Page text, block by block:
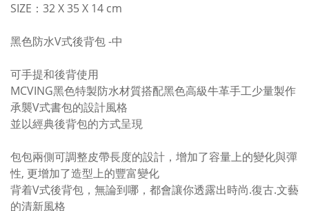
SIZE：32 X 35 X 14 cm
黑色防水V式後背包 -中
可手提和後背使用
MCVING黑色特製防水材質搭配黑色高級牛革手工少量製作
承襲V式書包的設計風格
並以經典後背包的方式呈現
包包兩側可調整皮帶長度的設計，增加了容量上的變化與彈
性, 更增加了造型上的豐富變化
背着V式後背包，無論到哪，都會讓你透露出時尚.復古.文藝
的清新風格